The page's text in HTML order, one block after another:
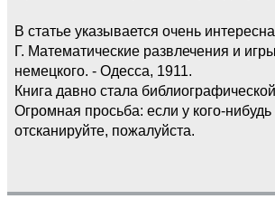
В статье указывается очень
Г. Математические развлечения и
немецкого. - Одесса, 1911.
Книга давно стала
Огромная просьба: если у кого-нибудь
отсканируйте, пожалуйста.